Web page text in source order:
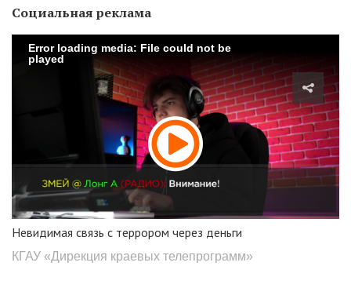
Социальная реклама
Error loading media: File could not be
played
Невидимая связь с террором через деньги
КГАУ «Дирекция краевых телепрограмм»